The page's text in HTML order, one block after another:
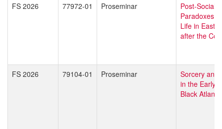
FS 2026 77972-01 Proseminar
Post-Socialist
Paradoxes.
Life in
after the
FS 2026 79104-01 Proseminar
Sorcery and
in the Early
Black Atlantic